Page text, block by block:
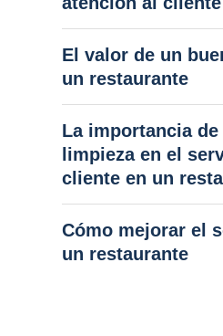
El valor de un
un restaurante
La importancia de
limpieza en el
cliente en un
Cómo mejorar el
un restaurante